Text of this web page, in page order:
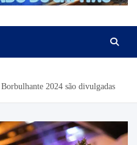
2024 são divulgadas